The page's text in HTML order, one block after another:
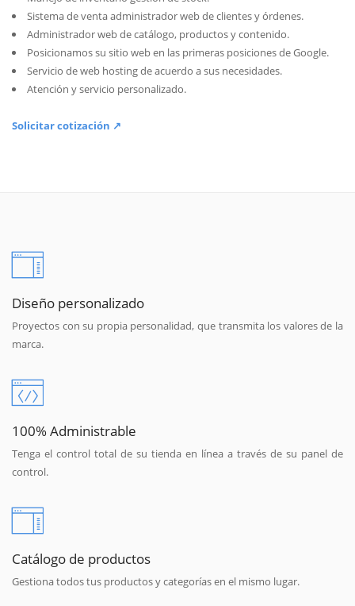
Sistema de venta administrador web de clientes y órdenes.
Administrador web de catálogo, productos y contenido.
Posicionamos su sitio web en las primeras posiciones de Google.
Servicio de web hosting de acuerdo a sus necesidades.
Atención y servicio personalizado.
Solicitar cotización ↗
Diseño personalizado
Proyectos con su propia personalidad, que transmita los valores de la
marca.
100% Administrable
Tenga el control total de su tienda en línea a través de su panel de
control.
Catálogo de productos
Gestiona todos tus productos y categorías en el mismo lugar.